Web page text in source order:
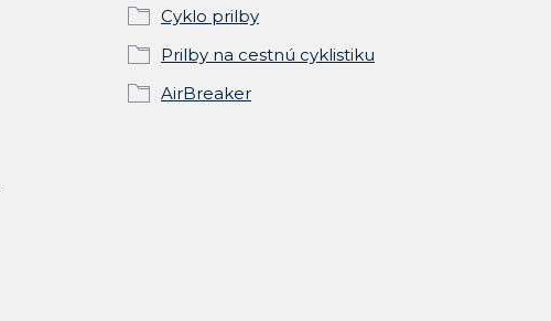
Cyklo prilby
Prilby na cestnú cyklistiku
AirBreaker